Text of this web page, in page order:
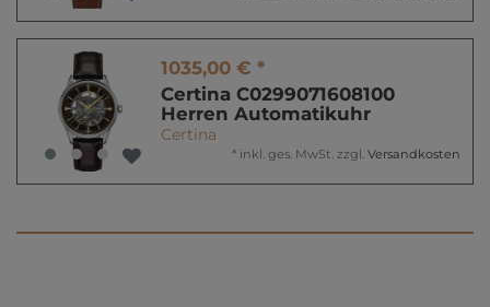
1035,00 € *
Certina C0299071608100
Herren Automatikuhr
Certina
* inkl. ges. MwSt. zzgl. Versandkosten